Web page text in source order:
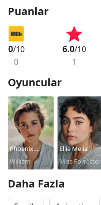
Puanlar
0/10
0
6.0/10
1
Oyuncular
Phoenix
Laroche
William
Ellie Mejia
Miss Forrester
Daha Fazla